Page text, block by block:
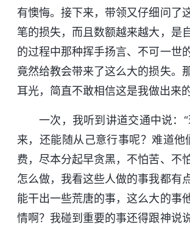
有懊悔。接下来，带领又仔细问了
笔的损失，而且数额越来越大，是
的过程中那种挥手扬言、不可一世
竟然给教会带来了这么大的损失。
耳光，简直不敢相信这是我做出来的
一次，我听到讲道交通中说：
来，还能随从己意行事呢？难道
费，尽本分起早贪黑，不怕苦、不
怎么做，我看这些人做的事我都有
能干出一些荒唐的事，这么大的事
情啊？我碰到重要的事还得跟神说